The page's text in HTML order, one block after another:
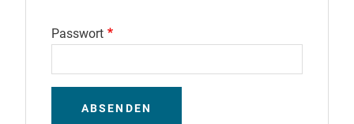
Passwort
ABSENDEN